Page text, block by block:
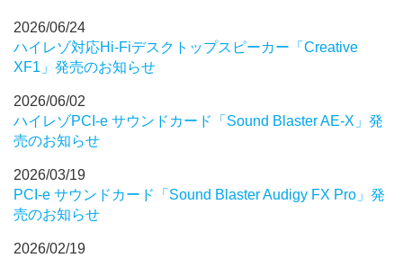
2026/06/24
ハイレゾ対応Hi-Fiデスクトップスピーカー「Creative
XF1」発売のお知らせ
2026/06/02
ハイレゾPCI-e サウンドカード「Sound Blaster AE-X」発
売のお知らせ
2026/03/19
PCI-e サウンドカード「Sound Blaster Audigy FX Pro」発
売のお知らせ
2026/02/19